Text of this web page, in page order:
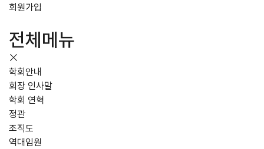
회원가입
전체메뉴
학회안내
회장 인사말
학회 연혁
정관
조직도
역대임원